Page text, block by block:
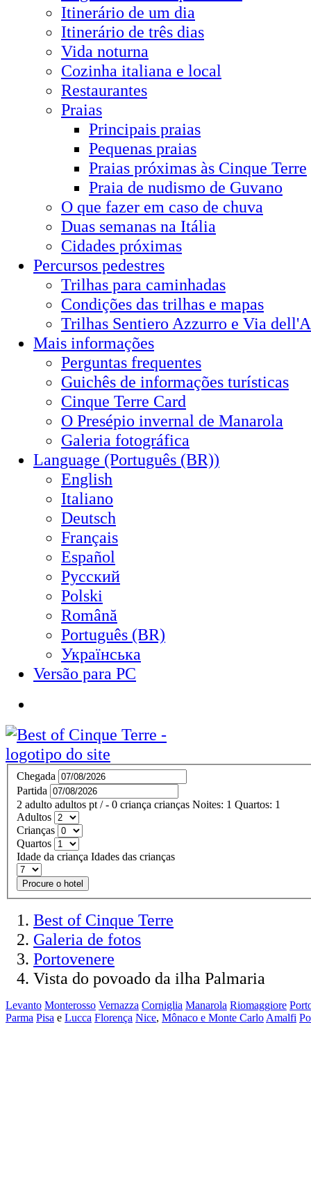
Itinerário de um dia
Itinerário de três dias
Vida noturna
Cozinha italiana e local
Restaurantes
Praias
Principais praias
Pequenas praias
Praias próximas às Cinque Terre
Praia de nudismo de Guvano
O que fazer em caso de chuva
Duas semanas na Itália
Cidades próximas
Percursos pedestres
Trilhas para caminhadas
Condições das trilhas e mapas
Trilhas Sentiero Azzurro e Via
Mais informações
Perguntas frequentes
Guichês de informações turísticas
Cinque Terre Card
O Presépio invernal de Manarola
Galeria fotográfica
Language (Português (BR))
English
Italiano
Deutsch
Français
Español
Русский
Polski
Română
Português (BR)
Українська
Versão para PC
Chegada
Partida
2 adulto adultos pt / - 0 criança crianças Noites: 1 Quartos: 1
Adultos
Crianças
Quartos
Idade da criança Idades das crianças
Procure o hotel
Best of Cinque Terre
Galeria de fotos
Portovenere
Vista do povoado da ilha Palmaria
Levanto Monterosso Vernazza Corniglia Manarola Riomaggiore
Parma Pisa e Lucca Florença Nice, Mônaco e Monte Carlo Amalfi